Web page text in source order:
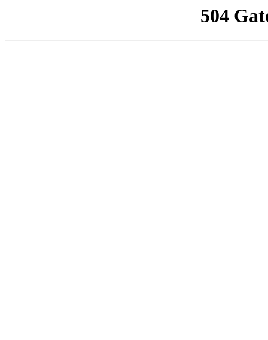
504